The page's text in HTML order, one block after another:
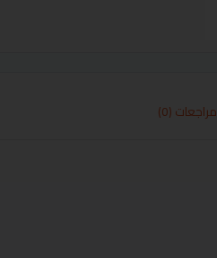
مراجعات (0)